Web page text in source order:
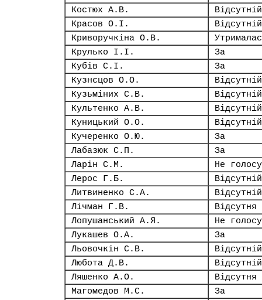
Костюх А.В.
Відсутній
Красов О.І.
Відсутній
Криворучкіна О.В.
Крулько І.І.
За
Кубів С.І.
За
Кузнєцов О.О.
Відсутній
Кузьміних С.В.
Відсутній
Культенко А.В.
Відсутній
Куницький О.О.
Відсутній
Кучеренко О.Ю.
За
Лабазюк С.П.
За
Ларін С.М.
Не
Лерос Г.Б.
Відсутній
Литвиненко С.А.
Відсутній
Лічман Г.В.
Відсутня
Лопушанський А.Я.
Не
Лукашев О.А.
За
Льовочкін С.В.
Відсутній
Любота Д.В.
Відсутній
Ляшенко А.О.
Відсутня
Магомедов М.С.
За